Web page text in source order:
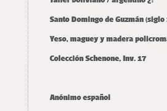
Santo Domingo de Guzmán
Yeso, maguey y madera
Colección Schenone, Inv. 17
Anónimo español